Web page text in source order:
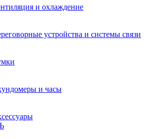
и охлаждение
устройства и системы связи
и часы